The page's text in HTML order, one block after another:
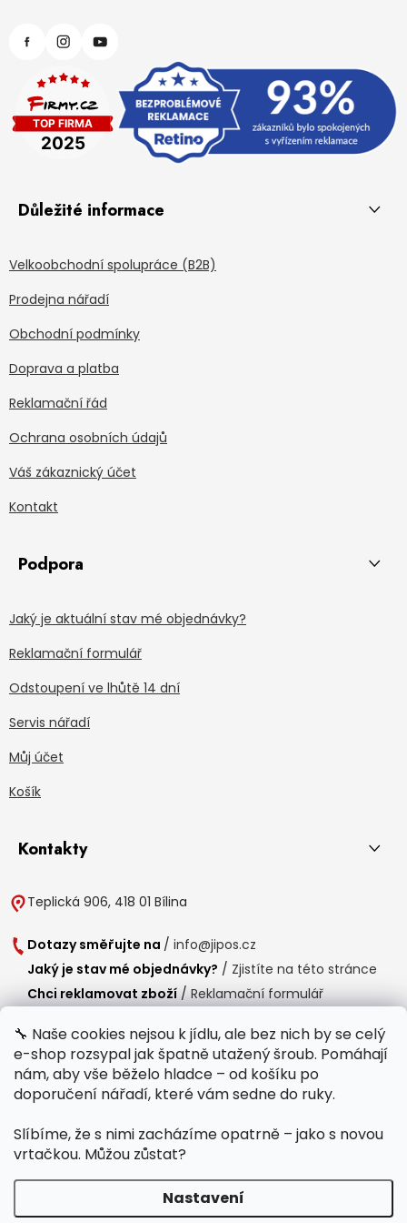
🔧 Naše cookies nejsou k jídlu, ale bez nich by se celý
e-shop rozsypal jak špatně utažený šroub. Pomáhají
nám, aby vše běželo hladce – od košíku po
doporučení nářadí, které vám sedne do ruky.
Slíbíme, že s nimi zacházíme opatrně – jako s novou
vrtačkou. Můžou zůstat?
Nastavení
Důležité informace
Velkoobchodní spolupráce (B2B)
Prodejna nářadí
Obchodní podmínky
Doprava a platba
Reklamační řád
Ochrana osobních údajů
Váš zákaznický účet
Kontakt
Podpora
Jaký je aktuální stav mé objednávky?
Reklamační formulář
Odstoupení ve lhůtě 14 dní
Servis nářadí
Můj účet
Košík
Kontakty
Teplická 906, 418 01 Bílina
Dotazy směřujte na / info@jipos.cz
Jaký je stav mé objednávky? / Zjistíte na této stránce
Chci reklamovat zboží / Reklamační formulář
Provozní doba
Po-Čt / 8:00 - 15:00
Polední přestávka /11:00 - 11:30